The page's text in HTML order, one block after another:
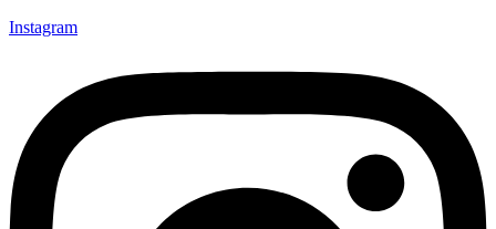
Instagram